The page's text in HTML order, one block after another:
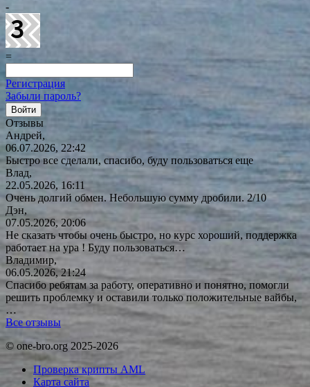
-
=
Регистрация
Забыли пароль?
Отзывы
Андрей,
06.07.2026, 22:42
Быстро все сделали, спасибо, буду пользоваться еще
Влад,
22.05.2026, 16:11
Очень долгий обмен. Небольшую сумму дробили. 2/10
Дэн,
07.05.2026, 20:06
Не сказать чтобы очень быстро, но курс хороший, поддержка
работает на ура ! Буду пользоваться…
Владимир,
06.05.2026, 21:24
Спасибо ребятам за работу, оперативно и понятно, помогли
решить проблемку и оставили только положительные вайбы,
…
Все отзывы
© one-bro.org 2025-2026
Проверка крипты AML
Карта сайта